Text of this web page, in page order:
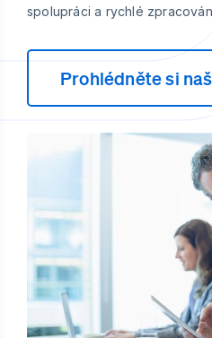
spolupráci a rychlé
Prohlédněte si